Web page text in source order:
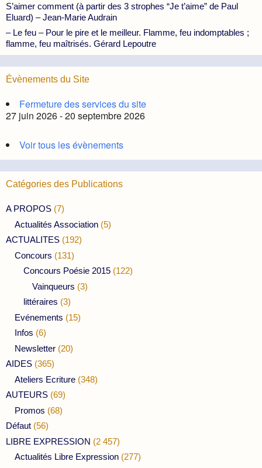
S’aimer comment (à partir des 3 strophes “Je t’aime” de Paul
Eluard) – Jean-Marie Audrain
– Le feu – Pour le pire et le meilleur. Flamme, feu indomptables ;
flamme, feu maîtrisés. Gérard Lepoutre
Évènements du Site
Fermeture des services du site
27 juin 2026 - 20 septembre 2026
Voir tous les évènements
Catégories des Publications
A PROPOS (7)
Actualités Association (5)
ACTUALITES (192)
Concours (131)
Concours Poésie 2015 (122)
Vainqueurs (3)
littéraires (3)
Evénements (15)
Infos (6)
Newsletter (20)
AIDES (365)
Ateliers Ecriture (348)
AUTEURS (69)
Promos (68)
Défaut (56)
LIBRE EXPRESSION (2 457)
Actualités Libre Expression (277)